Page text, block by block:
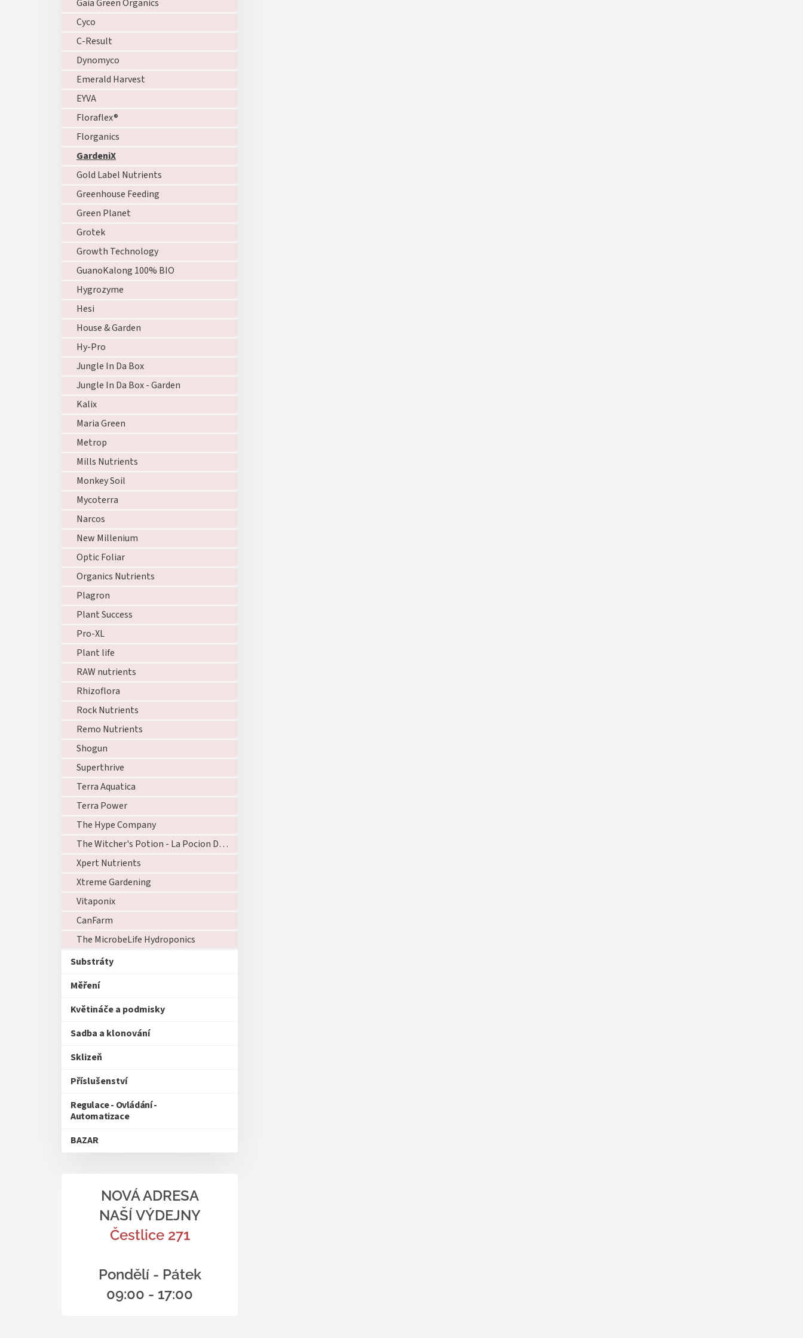
Gaia Green Organics
Cyco
C-Result
Dynomyco
Emerald Harvest
EYVA
Floraflex®
Florganics
GardeniX
Gold Label Nutrients
Greenhouse Feeding
Green Planet
Grotek
Growth Technology
GuanoKalong 100% BIO
Hygrozyme
Hesi
House & Garden
Hy-Pro
Jungle In Da Box
Jungle In Da Box - Garden
Kalix
Maria Green
Metrop
Mills Nutrients
Monkey Soil
Mycoterra
Narcos
New Millenium
Optic Foliar
Organics Nutrients
Plagron
Plant Success
Pro-XL
Plant life
RAW nutrients
Rhizoflora
Rock Nutrients
Remo Nutrients
Shogun
Superthrive
Terra Aquatica
Terra Power
The Hype Company
The Witcher's Potion - La Pocion Del Brujo
Xpert Nutrients
Xtreme Gardening
Vitaponix
CanFarm
The MicrobeLife Hydroponics
Substráty
Měření
Květináče a podmisky
Sadba a klonování
Sklizeň
Příslušenství
Regulace - Ovládání -
Automatizace
BAZAR
NOVÁ ADRESA
NAŠÍ VÝDEJNY
Čestlice 271
Pondělí - Pátek
09:00 - 17:00